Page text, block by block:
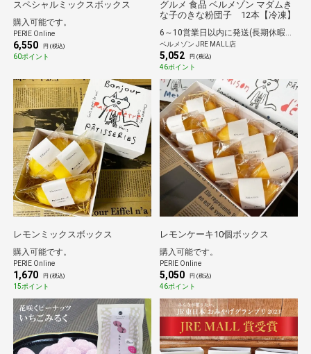
スペシャルミックスボックス
購入可能です。
PERIE Online
6,550 円 (税込)
60ポイント
グルメ 食品 ベルメゾン マダムき
な子のきな粉団子 12本【冷凍】
6～10営業日以内に発送(長期休暇除く)
ベルメゾン JRE MALL店
5,052 円 (税込)
46ポイント
レモンミックスボックス
購入可能です。
PERIE Online
1,670 円 (税込)
15ポイント
レモンケーキ10個ボックス
購入可能です。
PERIE Online
5,050 円 (税込)
46ポイント